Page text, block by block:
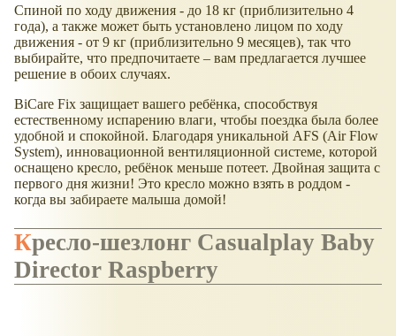
Спиной по ходу движения - до 18 кг (приблизительно 4
года), а также может быть установлено лицом по ходу
движения - от 9 кг (приблизительно 9 месяцев), так что
выбирайте, что предпочитаете – вам предлагается лучшее
решение в обоих случаях.
BiCare Fix защищает вашего ребёнка, способствуя
естественному испарению влаги, чтобы поездка была более
удобной и спокойной. Благодаря уникальной AFS (Air Flow
System), инновационной вентиляционной системе, которой
оснащено кресло, ребёнок меньше потеет. Двойная защита с
первого дня жизни! Это кресло можно взять в роддом -
когда вы забираете малыша домой!
Кресло-шезлонг Casualplay Baby
Director Raspberry